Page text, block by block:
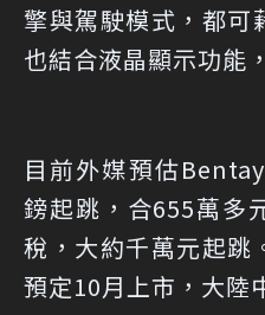
擎與駕駛模式，都可
也結合液晶顯示功能
目前外媒預估
鎊起跳，合655萬多
稅，大約千萬元起跳
預定10月上市，大陸